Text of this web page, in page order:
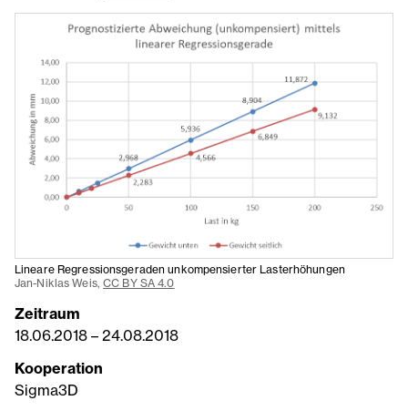
Lineare Regressionsgeraden unkompensierter Lasterhöhungen
Jan-Niklas Weis,CC BY SA 4.0
Zeitraum
18.06.2018 – 24.08.2018
Kooperation
Sigma3D